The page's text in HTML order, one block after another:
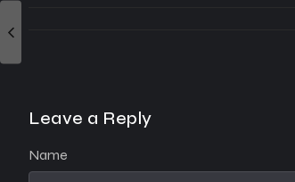
Leave a Reply
Name